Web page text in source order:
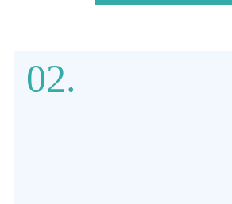
02.